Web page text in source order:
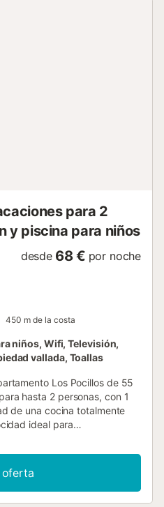
para 2
y piscina para niños
desde 68 € por noche
450 m de la costa
niños, Wifi, Televisión,
vallada, Toallas
Los Pocillos de 55
hasta 2 personas, con 1
de una cocina totalmente
ideal para
interior sin escalones y
comodidad. Salid a
y balcón con vistas a la
descubierta, la piscina
oferta